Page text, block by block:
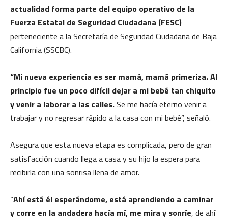
actualidad forma parte del equipo operativo de la
Fuerza Estatal de Seguridad Ciudadana (FESC)
perteneciente a la Secretaría de Seguridad Ciudadana de Baja
California (SSCBC).
“Mi nueva experiencia es ser mamá, mamá primeriza. Al
principio fue un poco difícil dejar a mi bebé tan chiquito
y venir a laborar a las calles.Se me hacía eterno venir a
trabajar y no regresar rápido a la casa con mi bebé”, señaló.
Asegura que esta nueva etapa es complicada, pero de gran
satisfacción cuando llega a casa y su hijo la espera para
recibirla con una sonrisa llena de amor.
“Ahí está él esperándome, está aprendiendo a caminar
y corre en la andadera hacía mí, me mira y sonríe, de ahí